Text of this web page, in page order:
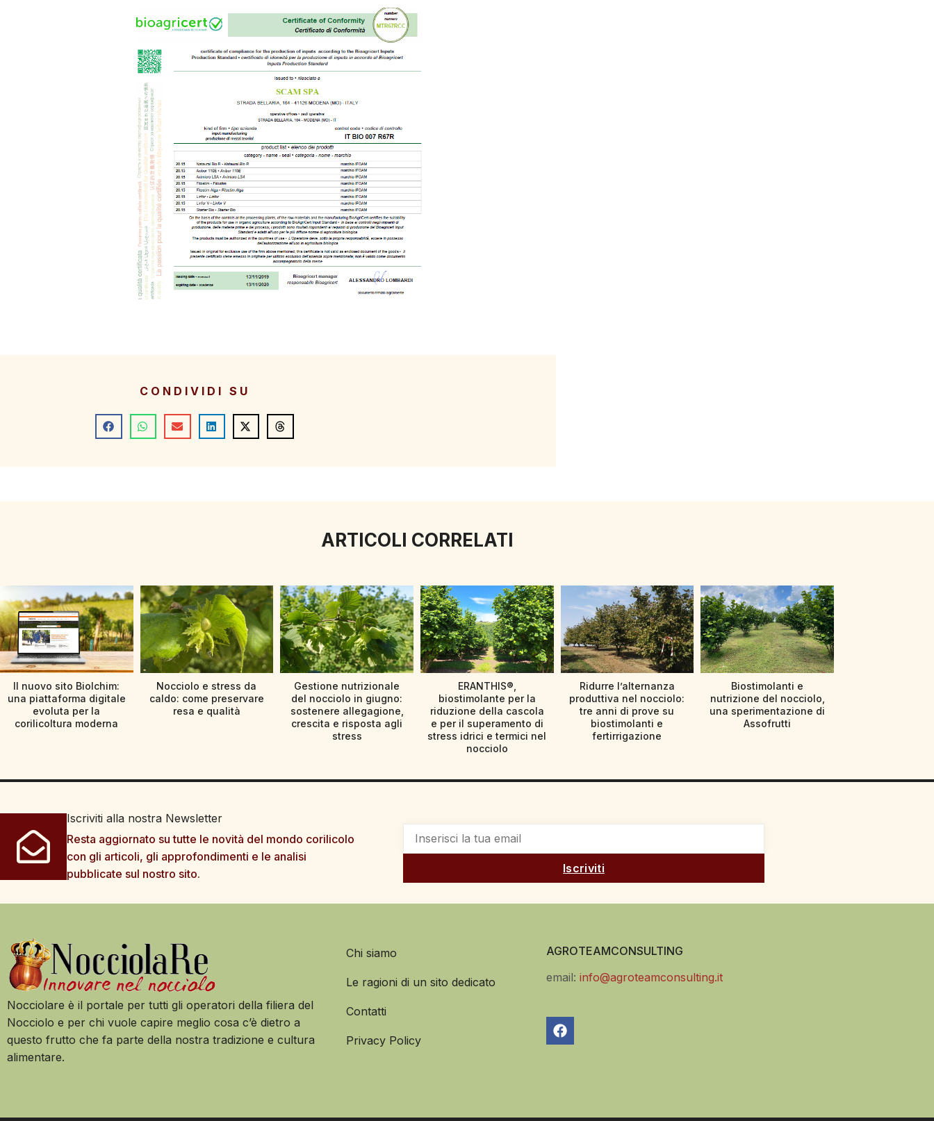
CONDIVIDI SU
ARTICOLI CORRELATI
Il nuovo sito Biolchim:
una piattaforma digitale
evoluta per la
corilicoltura moderna
Nocciolo e stress da
caldo: come preservare
resa e qualità
Gestione nutrizionale
del nocciolo in giugno:
sostenere allegagione,
crescita e risposta agli
stress
ERANTHIS®,
biostimolante per la
riduzione della cascola
e per il superamento di
stress idrici e termici nel
nocciolo
Ridurre l’alternanza
produttiva nel nocciolo:
tre anni di prove su
biostimolanti e
fertirrigazione
Biostimolanti e
nutrizione del nocciolo,
una sperimentazione di
Assofrutti
Iscriviti alla nostra Newsletter
Resta aggiornato su tutte le novità del mondo corilicolo
con gli articoli, gli approfondimenti e le analisi
pubblicate sul nostro sito.
Iscriviti
Nocciolare è il portale per tutti gli operatori della filiera del
Nocciolo e per chi vuole capire meglio cosa c’è dietro a
questo frutto che fa parte della nostra tradizione e cultura
alimentare.
Chi siamo
Le ragioni di un sito dedicato
Contatti
Privacy Policy
AGROTEAMCONSULTING
email:info@agroteamconsulting.it